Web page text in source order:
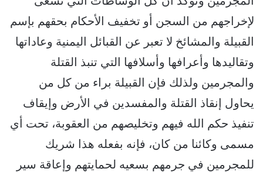
لإخراجهم من السجن أو تخفيف الأحكام بحقهم بإسم
القبيلة والمشائخ لا تعبر عن القبائل اليمنية وعاداتها
وتقاليدها وأعرافها وأسلافها التي تنبذ القتلة
والمجرمين ولذلك فإن القبيلة براء من كل من
يحاول إنقاذ القتلة والمفسدين في الأرض وإيقاف
تنفيذ حكم الله فيهم وتخليصهم من العقوبة، تحت أي
مسمى وكائنا من كان، فإنه بفعله هذا شريك
للمجرمين في جرمهم بسعيه لحمايتهم وإعاقة سير